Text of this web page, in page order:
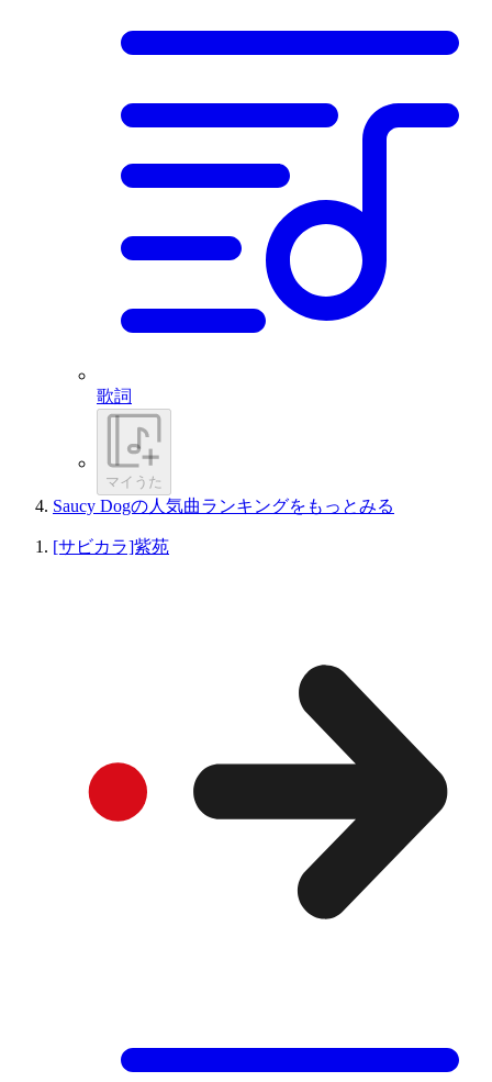
歌詞
マイうた
Saucy Dogの人気曲ランキングをもっとみる
[サビカラ]紫苑